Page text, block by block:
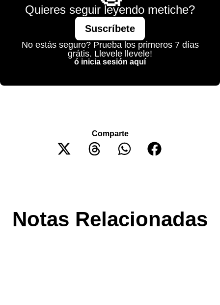
Quieres seguir leyendo metiche?
Suscríbete
No estás seguro? Prueba los primeros 7 días
grátis. Llevele llevele!
ó inicia sesión aquí
Comparte
Notas Relacionadas